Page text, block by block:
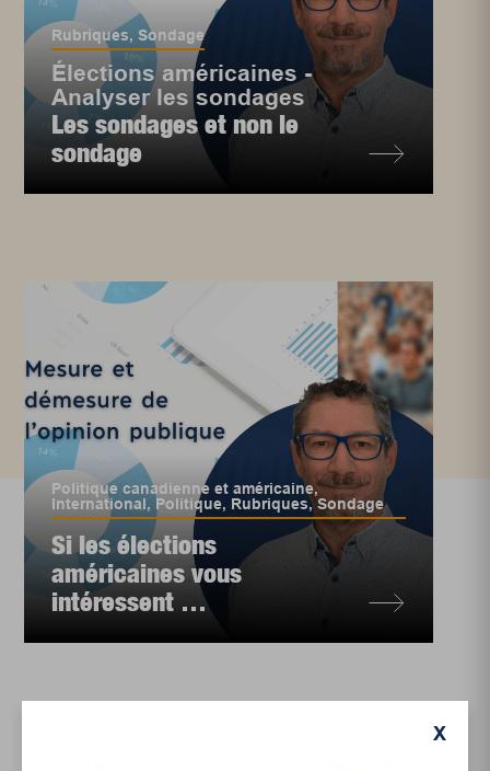
Rubriques,Sondage
Élections américaines -
Analyser les sondages
Les sondages et non le
sondage
Politique canadienne et américaine,
International, Politique, Rubriques,Sondage
Si les élections
américaines vous
intéressent …
X